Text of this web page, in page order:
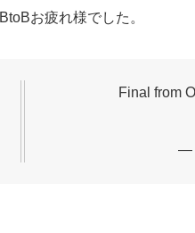
BtoBお疲れ様でした。
Final from
—